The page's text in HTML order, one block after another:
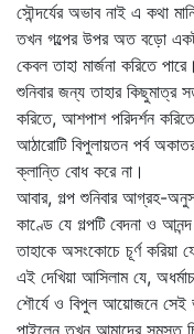
সৌন্দর্যের অভাব নাই এ কথা
তখন গল্পের উপর অত বড়ো একটা
কেবল তাহা মার্জনা করিতে
শুনিবার জন্য তাহার কিছুমাত্র
করিতে, আশপাশ পরিদর্শন
আঠারোটি বিপুলায়তন পর্ব
ক্লান্তি বোধ করে না।
আবার, গল্প শুনিবার আগ্রহ-
কাণ্ডে যে গল্পটি বেদনা ও
তাহাকে অসংকোচে চূর্ণ করিয়া
এই দেখিয়া আসিলাম যে,
শৌর্যে ও বিপুল আয়োজনে সেই
পাইলেন তখন আমাদের সমস্ত